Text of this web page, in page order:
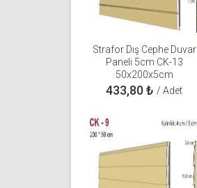
Strafor Dış Cephe Duvar
Paneli 5cm CK-13
50x200x5cm
433,80₺ / Adet